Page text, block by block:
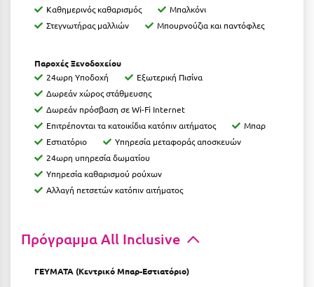
Κύθηρα
Κύμη Ευβοίας
Κυπαρισσία
Κύπρος
Λακόπετρα Αχαΐας
Λακωνία
Καθημερινός καθαρισμός
Μπαλκόνι
Στεγνωτήρας μαλλιών
Μπουρνούζια και παντόφλες
Παροχές Ξενοδοχείου
24ωρη Υποδοχή
Εξωτερική Πισίνα
Δωρεάν χώρος στάθμευσης
Δωρεάν πρόσβαση σε Wi-Fi Internet
Επιτρέπονται τα κατοικίδια κατόπιν αιτήματος
Μπαρ
Εστιατόριο
Υπηρεσία μεταφοράς αποσκευών
24ωρη υπηρεσία δωματίου
Υπηρεσία καθαρισμού ρούχων
Αλλαγή πετσετών κατόπιν αιτήματος
Πρόγραμμα All Inclusive
ΓΕΥΜΑΤΑ (Κεντρικό Μπαρ-Εστιατόριο)